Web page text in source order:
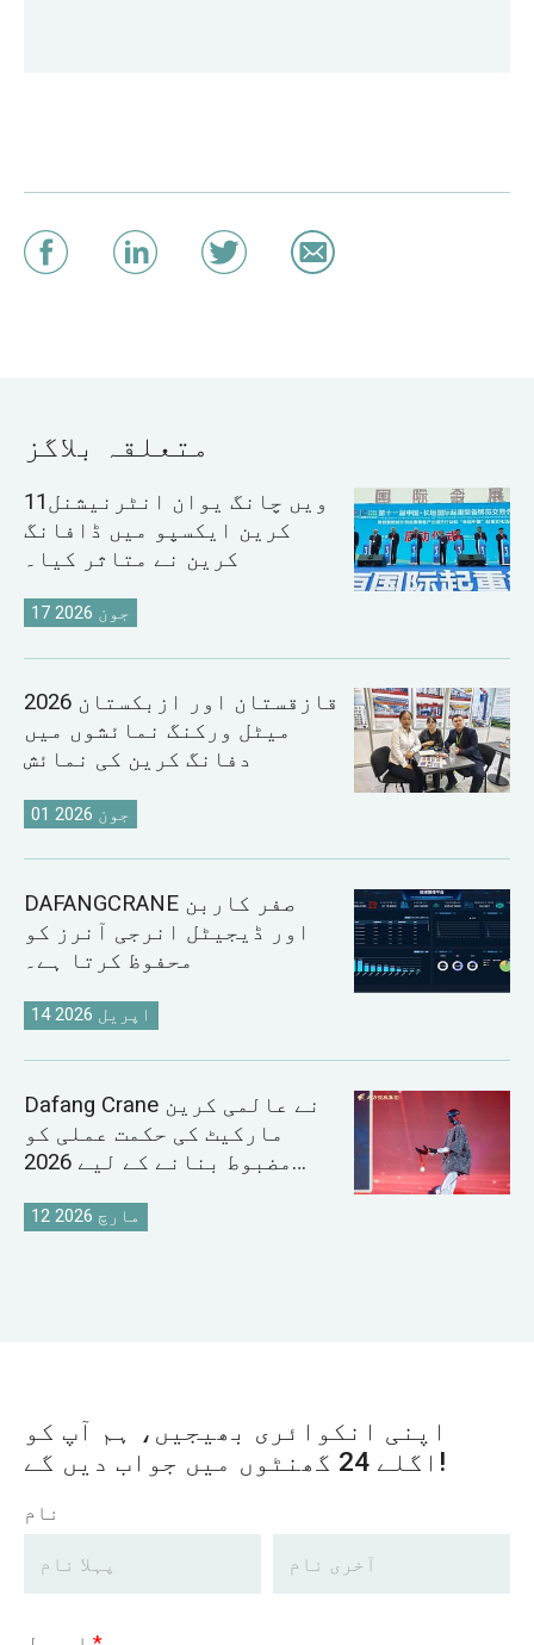
متعلقہ بلاگز
11ویں چانگ یوان انٹرنیشنل
کرین ایکسپو میں ڈافانگ
کرین نے متاثر کیا۔
17 جون 2026
2026 قازقستان اور ازبکستان
میٹل ورکنگ نمائشوں میں
دفانگ کرین کی نمائش
01 جون 2026
DAFANGCRANE صفر کاربن
اور ڈیجیٹل انرجی آنرز کو
محفوظ کرتا ہے۔
14 اپریل 2026
Dafang Crane نے عالمی کرین
مارکیٹ کی حکمت عملی کو
مضبوط بنانے کے لیے 2026
12 مارچ 2026
اپنی انکوائری بھیجیں، ہم آپ کو
اگلے 24 گھنٹوں میں جواب دیں گے!
نام